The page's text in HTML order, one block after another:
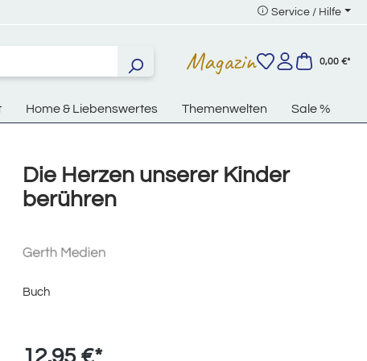
Service / Hilfe
Magazin 0,00 €*
Home & Liebenswertes Themenwelten Sale %
Die Herzen unserer Kinder
berühren
Buch